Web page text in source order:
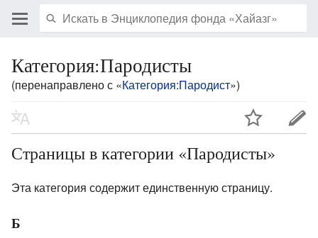
Категория:Пародисты
(перенаправлено с «Категория:Пародист»)
Страницы в категории «Пародисты»
Эта категория содержит единственную страницу.
Б